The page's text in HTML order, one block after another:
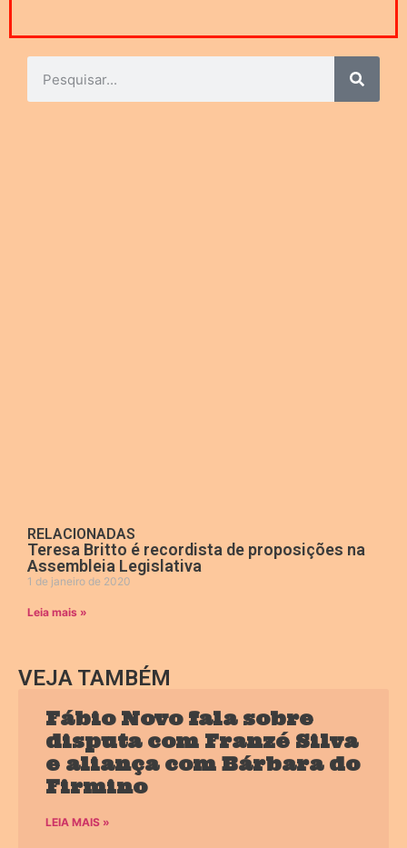
RELACIONADAS
Teresa Britto é recordista de proposições na
Assembleia Legislativa
1 de janeiro de 2020
Leia mais »
VEJA TAMBÉM
Fábio Novo fala sobre
disputa com Franzé Silva
e aliança com Bárbara do
Firmino
LEIA MAIS »